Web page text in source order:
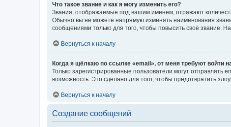
Что такое звание и как я могу изменить его?
Звания, отображаемые под вашим именем, отражают
Обычно вы не можете напрямую изменять наименования
сообщениями только для того, чтобы повысить своё звание.
Вернуться к началу
Когда я щёлкаю по ссылке «email», от меня требуют войти
Только зарегистрированные пользователи могут
возможность. Это сделано для того, чтобы предотвратить
Вернуться к началу
Создание сообщений